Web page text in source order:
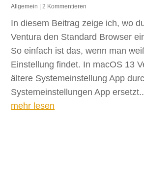
Allgemein | 2 Kommentieren
In diesem Beitrag zeige ich, wo
Ventura den Standard Browser
So einfach ist das, wenn man
Einstellung findet. In macOS 13
ältere Systemeinstellung App
Systemeinstellungen App
mehr lesen